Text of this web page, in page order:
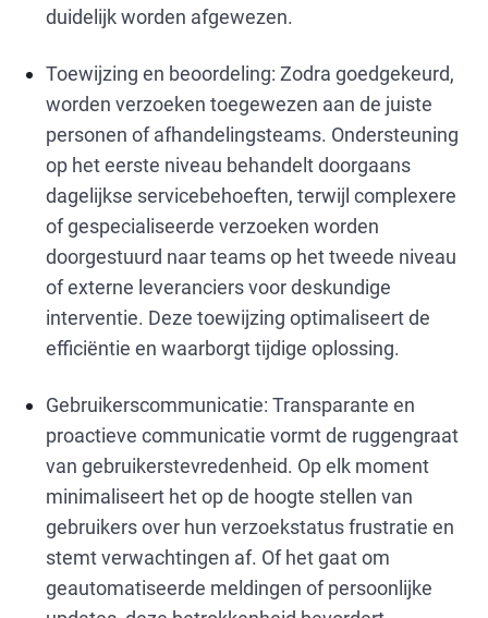
duidelijk worden afgewezen.
Toewijzing en beoordeling: Zodra goedgekeurd,
worden verzoeken toegewezen aan de juiste
personen of afhandelingsteams. Ondersteuning
op het eerste niveau behandelt doorgaans
dagelijkse servicebehoeften, terwijl complexere
of gespecialiseerde verzoeken worden
doorgestuurd naar teams op het tweede niveau
of externe leveranciers voor deskundige
interventie. Deze toewijzing optimaliseert de
efficiëntie en waarborgt tijdige oplossing.
Gebruikerscommunicatie: Transparante en
proactieve communicatie vormt de ruggengraat
van gebruikerstevredenheid. Op elk moment
minimaliseert het op de hoogte stellen van
gebruikers over hun verzoekstatus frustratie en
stemt verwachtingen af. Of het gaat om
geautomatiseerde meldingen of persoonlijke